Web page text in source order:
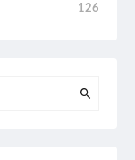
126